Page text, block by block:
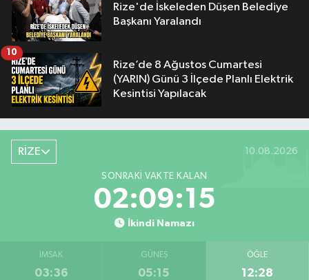
Rize'de İskeleden Düşen Belediye
Başkanı Yaralandı
Rize’de 8 Ağustos Cumartesi
(YARIN) Günü 3 İlçede Planlı Elektrik
Kesintisi Yapılacak
10
RİZE 10.08.2026
SONRAKI VAKTE KALAN
02:09:14
İkindi Namazı
İMSAK
03:36
GÜNEŞ
05:15
ÖĞLE
12:28